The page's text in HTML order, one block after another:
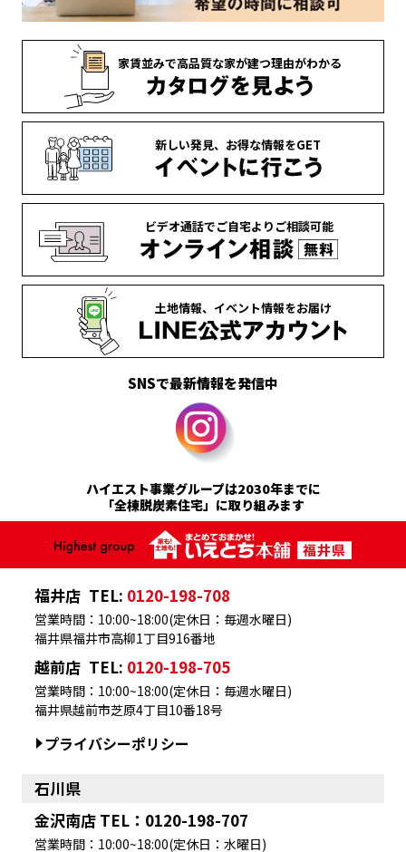
家賃並みで高品質な家が建つ理由がわかる
新しい発見、 お得な情報をGET
ビデオ通話でご自宅より ご相談可能
土地情報、 イベント情報をお届け
SNSで最新情報を発信中
ハイエスト事業グループは2030年までに
「全棟脱炭素住宅」に取り組みます
福井店 TEL: 0120-198-708
福井県福井市高柳1丁目916番地
営業時間：10:00~18:00(定休日：毎週水曜日)
越前店 TEL: 0120-198-705
福井県越前市芝原4丁目10番18号
営業時間：10:00~18:00(定休日：毎週水曜日)
プライバシーポリシー
石川県
金沢南店 TEL：0120-198-707
営業時間：10:00~18:00(定休日：水曜日)